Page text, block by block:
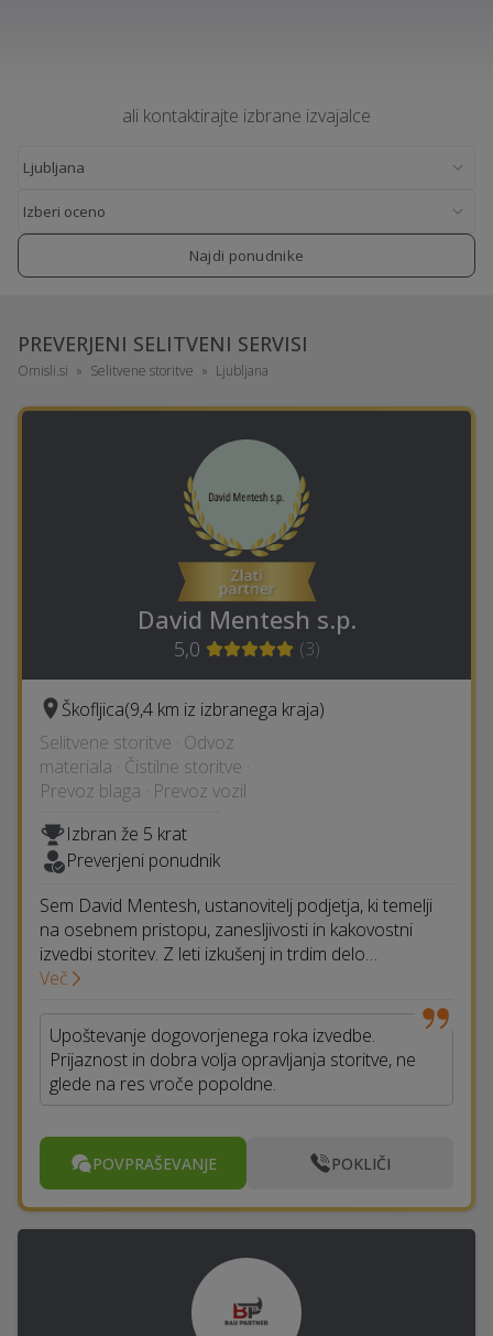
ali kontaktirajte izbrane izvajalce
Najdi ponudnike
PREVERJENI SELITVENI SERVISI
Omisli.si Selitvene storitve Ljubljana
David Mentesh s.p.
5,0 (3)
Škofljica(9,4 km iz izbranega kraja)
Selitvene storitve · Odvoz
materiala · Čistilne storitve ·
Prevoz blaga · Prevoz vozil
Izbran že 5 krat
Preverjeni ponudnik
Sem David Mentesh, ustanovitelj podjetja, ki temelji
na osebnem pristopu, zanesljivosti in kakovostni
izvedbi storitev. Z leti izkušenj in trdim delo…
Več
Upoštevanje dogovorjenega roka izvedbe.
Prijaznost in dobra volja opravljanja storitve, ne
glede na res vroče popoldne.
POVPRAŠEVANJE POKLIČI